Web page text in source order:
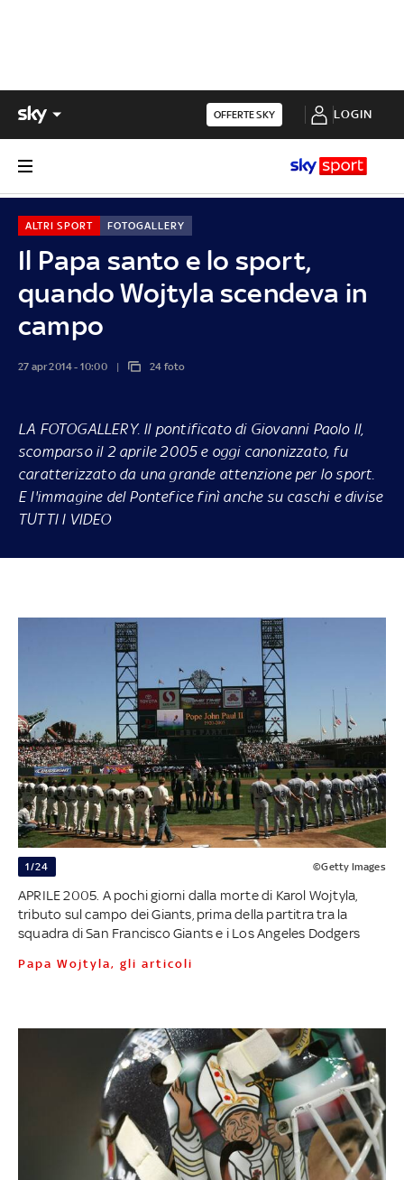
OFFERTE SKY LOGIN
Il Papa santo e lo sport,
quando Wojtyla scendeva in
campo
ALTRI SPORT FOTOGALLERY
27 apr 2014 - 10:00 24 foto
LA FOTOGALLERY. Il pontificato di Giovanni Paolo II,
scomparso il 2 aprile 2005 e oggi canonizzato, fu
caratterizzato da una grande attenzione per lo sport.
E l'immagine del Pontefice finì anche su caschi e divise
TUTTI I VIDEO
1/24 ©Getty Images
APRILE 2005. A pochi giorni dalla morte di Karol Wojtyla,
tributo sul campo dei Giants, prima della partitra tra la
squadra di San Francisco Giants e i Los Angeles Dodgers
Papa Wojtyla, gli articoli